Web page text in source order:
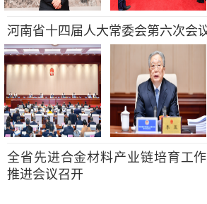
河南省十四届人大常委会第六次会
全省先进合金材料产业链培育工作
推进会议召开